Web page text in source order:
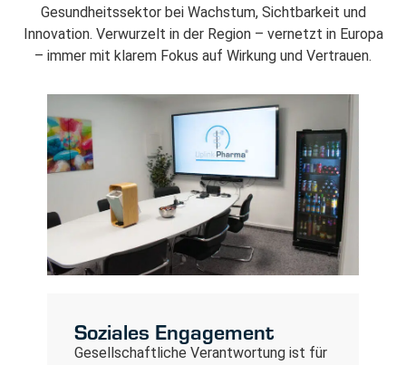
Gesundheitssektor bei Wachstum, Sichtbarkeit und
Innovation. Verwurzelt in der Region – vernetzt in Europa
– immer mit klarem Fokus auf Wirkung und Vertrauen.
Soziales Engagement
Gesellschaftliche Verantwortung ist für